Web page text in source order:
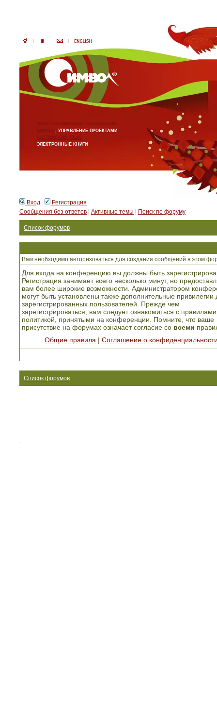
ИНФОРМАЦИОННЫЕ ТЕХНОЛОГИИ
БИЗНЕС, УПРАВЛЕНИЕ ПРОЕКТАМИ
АНГЛИЙСКИЙ ЯЗЫК
ЭЛЕКТРОННЫЕ КНИГИ
Вход
Регистрация
Сообщения без ответов
Активные темы Поиск по форуму
Список форумов
Вам необходимо авторизоваться для создания сообщений в этом
Для входа на конференцию вы должны быть
Регистрация занимает всего несколько минут, но
вам более широкие возможности. Администратором
могут быть установлены также дополнительные привилегии
зарегистрированных пользователей. Прежде чем
зарегистрироваться, вам следует ознакомиться с
политикой, принятыми на конференции. Помните, что ваше
присутствие на форумах означает согласие со всеми
Общие правила
Соглашение о
Список форумов